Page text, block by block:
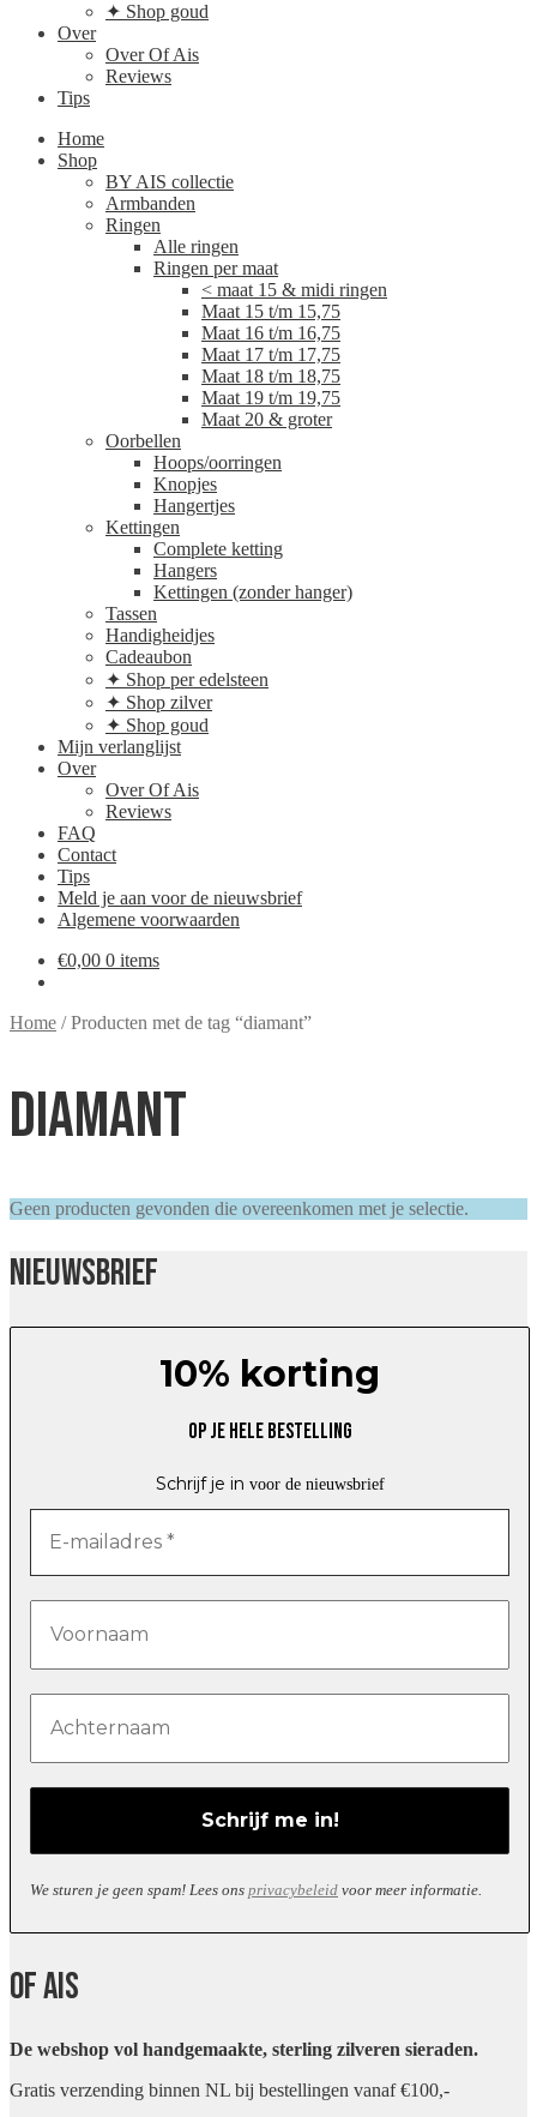
✦ Shop goud
Over
Over Of Ais
Reviews
Tips
Home
Shop
BY AIS collectie
Armbanden
Ringen
Alle ringen
Ringen per maat
< maat 15 & midi ringen
Maat 15 t/m 15,75
Maat 16 t/m 16,75
Maat 17 t/m 17,75
Maat 18 t/m 18,75
Maat 19 t/m 19,75
Maat 20 & groter
Oorbellen
Hoops/oorringen
Knopjes
Hangertjes
Kettingen
Complete ketting
Hangers
Kettingen (zonder hanger)
Tassen
Handigheidjes
Cadeaubon
✦ Shop per edelsteen
✦ Shop zilver
✦ Shop goud
Mijn verlanglijst
Over
Over Of Ais
Reviews
FAQ
Contact
Tips
Meld je aan voor de nieuwsbrief
Algemene voorwaarden
€0,00 0 items
Home /Producten met de tag “diamant”
diamant
Geen producten gevonden die overeenkomen met je selectie.
Nieuwsbrief
10% korting
Op je hele bestelling
Schrijf je in voor de nieuwsbrief
We sturen je geen spam! Lees ons privacybeleid voor meer informatie.
Of Ais
De webshop vol handgemaakte, sterling zilveren sieraden.
Gratis verzending binnen NL bij bestellingen vanaf €100,-